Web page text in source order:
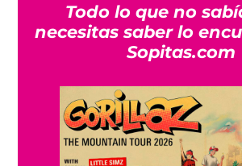
Todo lo que no
necesitas saber lo
Sopitas.com